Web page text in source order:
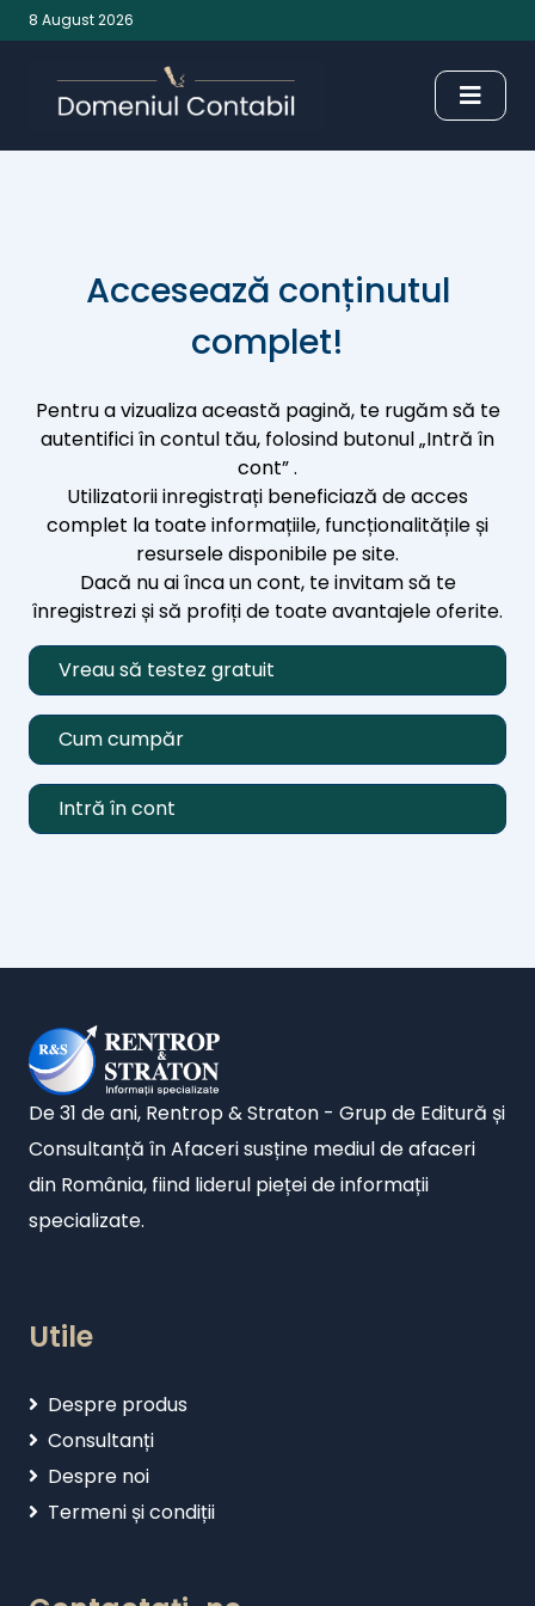
8 August 2026
Accesează conținutul
complet!
Pentru a vizualiza această pagină, te rugăm să te
autentifici în contul tău, folosind butonul „Intră în
cont” .
Utilizatorii inregistrați beneficiază de acces
complet la toate informațiile, funcționalitățile și
resursele disponibile pe site.
Dacă nu ai înca un cont, te invitam să te
înregistrezi și să profiți de toate avantajele oferite.
Vreau să testez gratuit
Cum cumpăr
Intră în cont
De 31 de ani, Rentrop & Straton - Grup de Editură și
Consultanță în Afaceri susține mediul de afaceri
din România, fiind liderul pieței de informații
specializate.
Utile
Despre produs
Consultanți
Despre noi
Termeni și condiții